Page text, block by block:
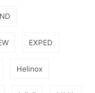
EXPED
Helinox